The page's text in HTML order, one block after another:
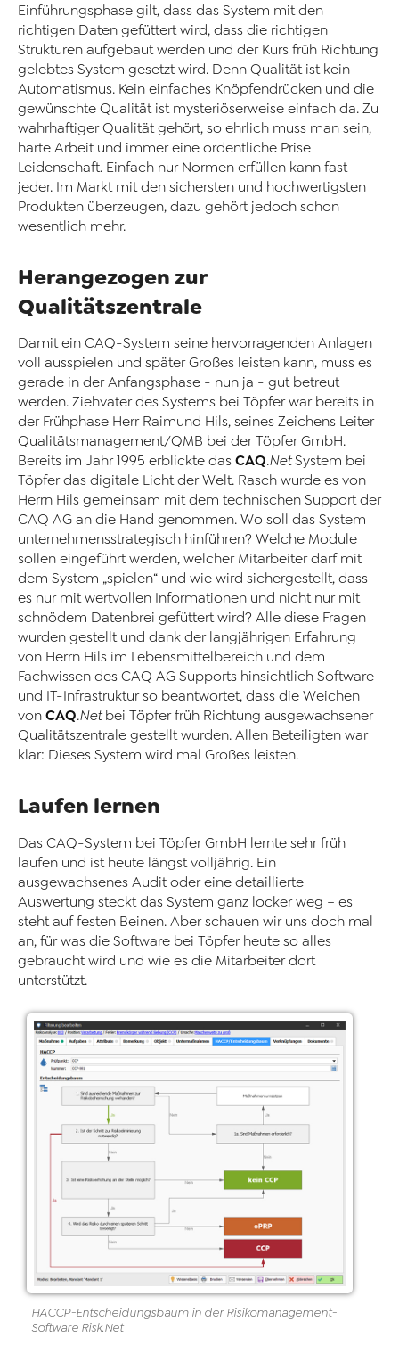
Einführungsphase gilt, dass das System mit den
richtigen Daten gefüttert wird, dass die richtigen
Strukturen aufgebaut werden und der Kurs früh Richtung
gelebtes System gesetzt wird. Denn Qualität ist kein
Automatismus. Kein einfaches Knöpfendrücken und die
gewünschte Qualität ist mysteriöserweise einfach da. Zu
wahrhaftiger Qualität gehört, so ehrlich muss man sein,
harte Arbeit und immer eine ordentliche Prise
Leidenschaft. Einfach nur Normen erfüllen kann fast
jeder. Im Markt mit den sichersten und hochwertigsten
Produkten überzeugen, dazu gehört jedoch schon
wesentlich mehr.
Herangezogen zur
Qualitätszentrale
Damit ein CAQ-System seine hervorragenden Anlagen
voll ausspielen und später Großes leisten kann, muss es
gerade in der Anfangsphase - nun ja - gut betreut
werden. Ziehvater des Systems bei Töpfer war bereits in
der Frühphase Herr Raimund Hils, seines Zeichens Leiter
Qualitätsmanagement/QMB bei der Töpfer GmbH.
Bereits im Jahr 1995 erblickte das CAQ.NetSystem bei
Töpfer das digitale Licht der Welt. Rasch wurde es von
Herrn Hils gemeinsam mit dem technischen Support der
CAQ AG an die Hand genommen. Wo soll das System
unternehmensstrategisch hinführen? Welche Module
sollen eingeführt werden, welcher Mitarbeiter darf mit
dem System „spielen“ und wie wird sichergestellt, dass
es nur mit wertvollen Informationen und nicht nur mit
schnödem Datenbrei gefüttert wird? Alle diese Fragen
wurden gestellt und dank der langjährigen Erfahrung
von Herrn Hils im Lebensmittelbereich und dem
Fachwissen des CAQ AG Supports hinsichtlich Software
und IT-Infrastruktur so beantwortet, dass die Weichen
von CAQ.Netbei Töpfer früh Richtung ausgewachsener
Qualitätszentrale gestellt wurden. Allen Beteiligten war
klar: Dieses System wird mal Großes leisten.
Laufen lernen
Das CAQ-System bei Töpfer GmbH lernte sehr früh
laufen und ist heute längst volljährig. Ein
ausgewachsenes Audit oder eine detaillierte
Auswertung steckt das System ganz locker weg – es
steht auf festen Beinen. Aber schauen wir uns doch mal
an, für was die Software bei Töpfer heute so alles
gebraucht wird und wie es die Mitarbeiter dort
unterstützt.
HACCP-Entscheidungsbaum in der Risikomanagement-
Software Risk.Net